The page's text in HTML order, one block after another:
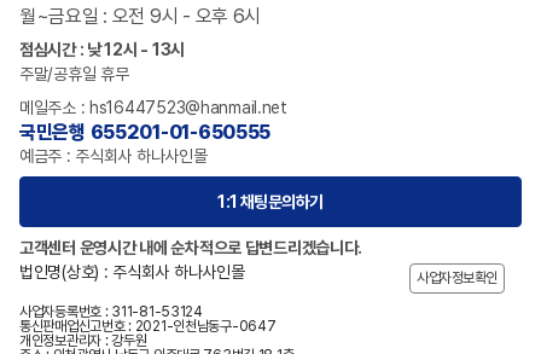
월~금요일 : 오전 9시 - 오후 6시
점심시간 : 낮 12시 - 13시
주말/공휴일 휴무
메일주소 : hs16447523@hanmail.net
국민은행 655201-01-650555
예금주 : 주식회사 하나사인몰
1:1 채팅문의하기
고객센터 운영시간 내에 순차적으로 답변드리겠습니다.
법인명(상호) : 주식회사 하나사인몰
사업자정보확인
사업자등록번호 : 311-81-53124
통신판매업신고번호 : 2021-인천남동구-0647
개인정보관리자 : 강두원